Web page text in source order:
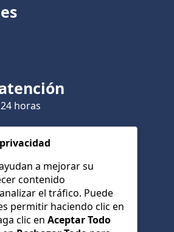
horas
previa
y WhatsApp 24/7
a mejorar su
contenido
el tráfico. Puede
permitir haciendo clic en
clic en Aceptar Todo